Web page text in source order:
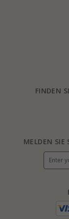
FINDEN
MELDEN SIE